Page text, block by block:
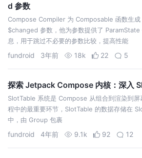
d 参数
Compose Compiler 为 Composable 函数生成
$changed 参数，他为参数提供了 ParamState
息，用于跳过不必要的参数比较，提高性能
fundroid 3年前 18k 22 5
探索 Jetpack Compose 内核：深入
SlotTable 系统是 Compose 从组合到渲染到屏
程中的最重要环节，SlotTable 的数据存储在
中，由 Group 包裹
fundroid 4年前 9.1k 92 12